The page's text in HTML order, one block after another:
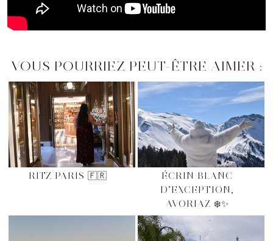
VOUS POURRIEZ PEUT-ÊTRE AIMER :
RITZ PARIS 🇫🇷
ÉCRIN BLANC
D’EXCEPTION,
AVORIAZ ❄️✨